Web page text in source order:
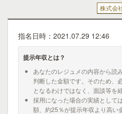
株式会
指名日時：2021.07.29 12:46
提示年収とは？
あなたのレジュメの内容から読
判断した金額です。そのため、
となるわけではなく、面談等を
採用になった場合の実績として
額、約25％が提示年収より高い